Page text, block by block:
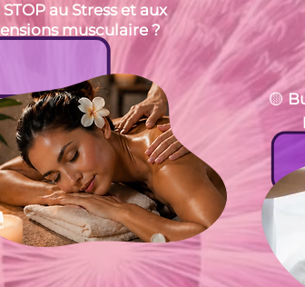
STOP au Stress et aux
musculaire ?
🟡